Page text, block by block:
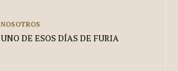
NOSOTROS
UNO DE ESOS DÍAS DE FURIA